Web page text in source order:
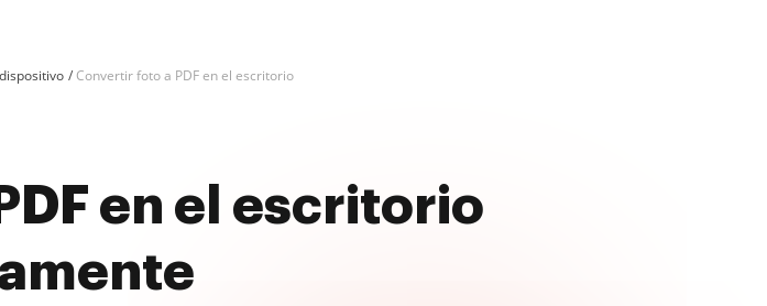
Convertir foto a PDF en el escritorio
en el escritorio